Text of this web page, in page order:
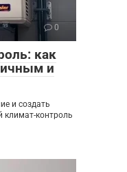
0
как
и
и создать
контроль